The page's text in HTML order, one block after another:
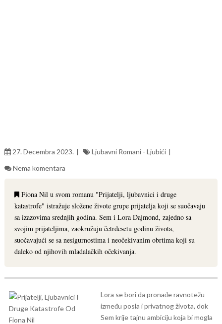
27. Decembra 2023.
Ljubavni Romani - Ljubići
Nema komentara
Fiona Nil u svom romanu "Prijatelji, ljubavnici i druge
katastrofe" istražuje složene živote grupe prijatelja koji se suočavaju
sa izazovima srednjih godina. Sem i Lora Dajmond, zajedno sa
svojim prijateljima, zaokružuju četrdesetu godinu života,
suočavajući se sa nesigurnostima i neočekivanim obrtima koji su
daleko od njihovih mladalačkih očekivanja.
Lora se bori da pronađe ravnotežu
između posla i privatnog života, dok
Sem krije tajnu ambiciju koja bi mogla